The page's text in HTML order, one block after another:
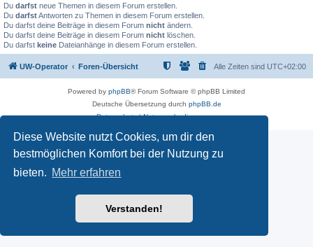
Diese Website nutzt Cookies, um dir den
bestmöglichen Komfort bei der Nutzung zu
bieten. Mehr erfahren
Verstanden!
Du darfst neue Themen in diesem Forum erstellen.
Du darfstAntworten zu Themen in diesem Forum erstellen.
Du darfst deine Beiträge in diesem Forum nicht ändern.
Du darfst deine Beiträge in diesem Forum nicht löschen.
Du darfst keine Dateianhänge in diesem Forum erstellen.
UW-Operator Foren-Übersicht Alle Zeiten sind UTC+02:00
Powered by phpBB® Forum Software © phpBB Limited
Deutsche Übersetzung durch phpBB.de
Datenschutz|Nutzungsbedingungen